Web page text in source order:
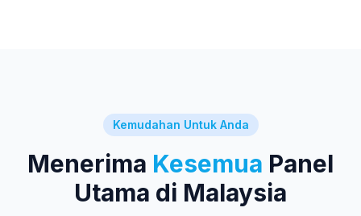
Kemudahan Untuk Anda
Menerima Kesemua Panel
Utama di Malaysia